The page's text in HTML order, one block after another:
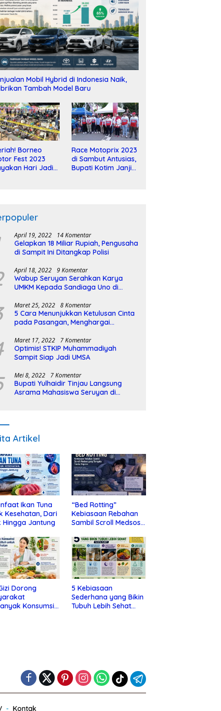
Mobil Hybrid di Indonesia Naik,
Tambah Model Baru
Borneo
Fest 2023
Hari Jadi
Race Motoprix 2023
di Sambut Antusias,
Bupati Kotim Janji
April 19, 2022 14 Komentar
Gelapkan 18 Miliar Rupiah, Pengusaha
di Sampit Ini Ditangkap Polisi
April 18, 2022 9 Komentar
Wabup Seruyan Serahkan Karya
UMKM Kepada Sandiaga Uno di
Maret 25, 2022 8 Komentar
5 Cara Menunjukkan Ketulusan Cinta
pada Pasangan, Menghargai
Maret 17, 2022 7 Komentar
Optimis! STKIP Muhammadiyah
Sampit Siap Jadi UMSA
Mei 8, 2022 7 Komentar
Bupati Yulhaidir Tinjau Langsung
Asrama Mahasiswa Seruyan di
Artikel
Ikan Tuna
Kesehatan, Dari
Hingga Jantung
“Bed Rotting”
Kebiasaan Rebahan
Sambil Scroll Medsos
Depresi
Dorong
Konsumsi
5 Kebiasaan
Sederhana yang Bikin
Tubuh Lebih Sehat
Kontak